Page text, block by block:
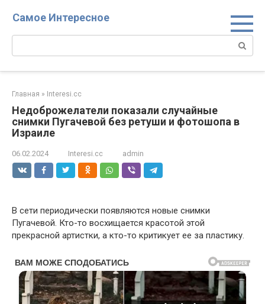
Самое Интересное
Поиск:
Главная » Interesi.cc
Недоброжелатели показали случайные
снимки Пугачевой без ретуши и фотошопа в
Израиле
06.02.2024 Interesi.cc admin
В сети периодически появляются новые снимки
Пугачевой. Кто-то восхищается красотой этой
прекрасной артистки, а кто-то критикует ее за пластику.